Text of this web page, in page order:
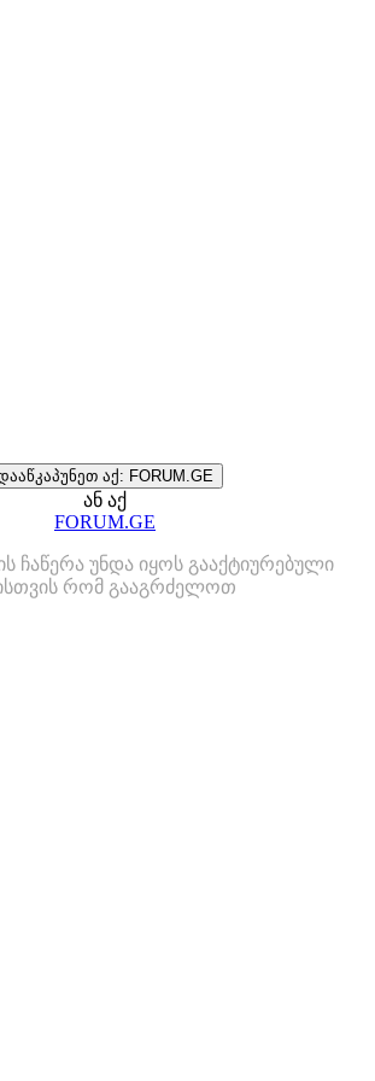
აქ: FORUM.GE
ან აქ
FORUM.GE
ჩაწერა უნდა იყოს გააქტიურებული
რომ გააგრძელოთ